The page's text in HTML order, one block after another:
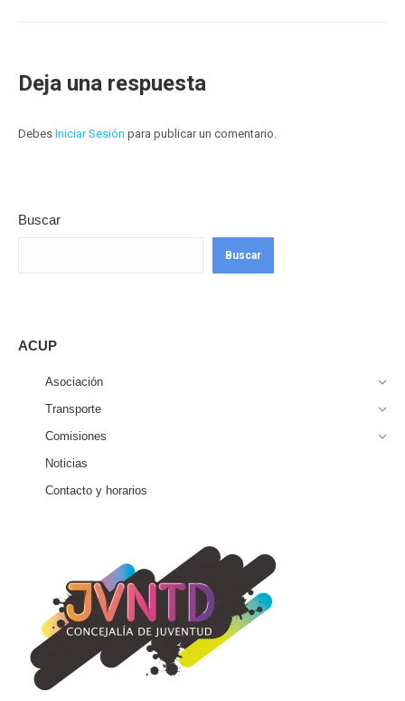
Deja una respuesta
Debes Iniciar Sesión para publicar un comentario.
Buscar
Buscar
ACUP
Asociación
Transporte
Comisiones
Noticias
Contacto y horarios